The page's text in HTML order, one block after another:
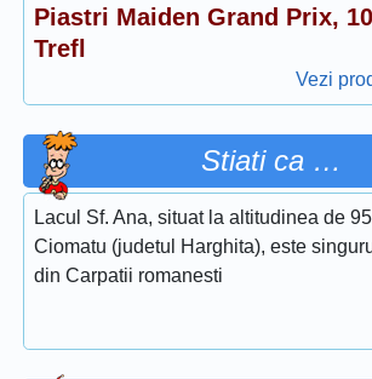
Piastri Maiden Grand Prix,
Trefl
Vezi
Stiati ca …
Lacul Sf. Ana, situat la altitudinea de
Ciomatu (judetul Harghita), este
din Carpatii romanesti